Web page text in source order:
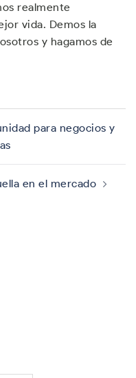
realmente
vida. Demos la
y hagamos de
para negocios y
en el mercado